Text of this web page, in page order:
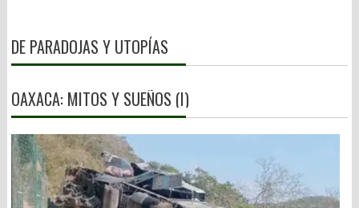
DE PARADOJAS Y UTOPÍAS
OAXACA: MITOS Y SUEÑOS (I)